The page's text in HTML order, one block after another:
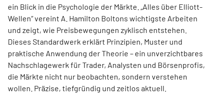
ein Blick in die Psychologie der Märkte. „Alles über Elliott-
Wellen“ vereint A. Hamilton Boltons wichtigste Arbeiten
und zeigt, wie Preisbewegungen zyklisch entstehen.
Dieses Standardwerk erklärt Prinzipien, Muster und
praktische Anwendung der Theorie – ein unverzichtbares
Nachschlagewerk für Trader, Analysten und Börsenprofis,
die Märkte nicht nur beobachten, sondern verstehen
wollen. Präzise, tiefgründig und zeitlos aktuell.